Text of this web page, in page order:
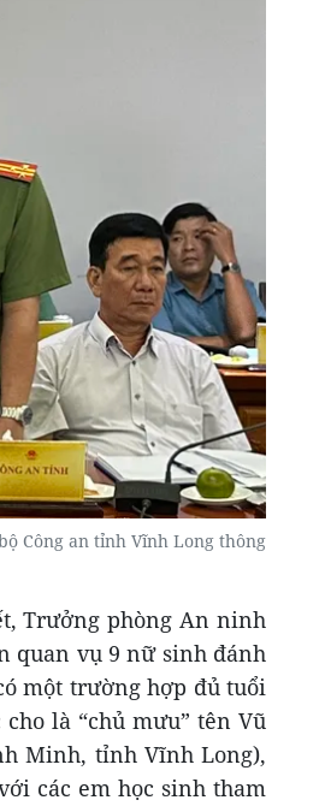
Công an tỉnh Vĩnh Long thông
Trưởng phòng An ninh
quan vụ 9 nữ sinh đánh
một trường hợp đủ tuổi
là “chủ mưu” tên Vũ
Minh, tỉnh Vĩnh Long),
các em học sinh tham